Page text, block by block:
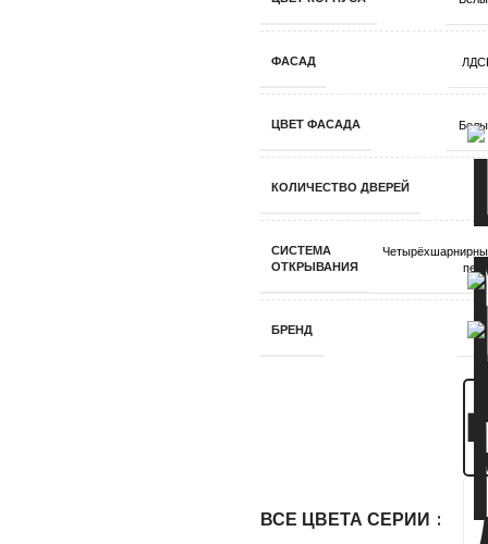
ФАСАД
ЦВЕТ ФАСАДА
КОЛИЧЕСТВО ДВЕРЕЙ
СИСТЕМА
ОТКРЫВАНИЯ
БРЕНД
ВСЕ ЦВЕТА СЕРИИ